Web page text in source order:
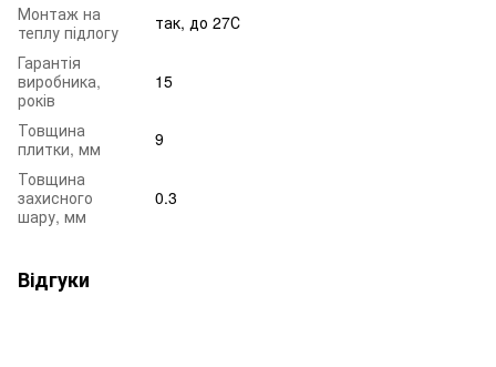
Монтаж на
теплу підлогу
так, до 27С
Гарантія
виробника,
років
15
Товщина
плитки, мм
9
Товщина
захисного
шару, мм
0.3
Відгуки